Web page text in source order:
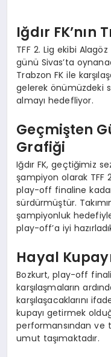
Iğdır FK’nın
TFF 2. Lig ekibi
günü Sivas’ta
Trabzon FK ile
gelerek önümüzdeki
almayı hedefliyor.
Geçmişten
Grafiği
Iğdır FK, geçtiğimiz
şampiyon olarak TFF
play-off finaline kadar
sürdürmüştür.
şampiyonluk
play-off’a iyi
Hayal
Bozkurt, play-off
karşılaşmaların
karşılaşacaklarını
kupayı getirmek
performansından ve
umut taşımaktadır.